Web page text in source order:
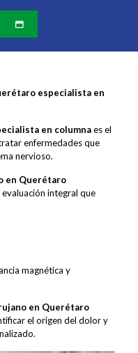
especialista en
en columnaes el
enfermedades que
nervioso.
en Querétaro
evaluación integral que
magnética y
en Querétaro
el origen del dolor y